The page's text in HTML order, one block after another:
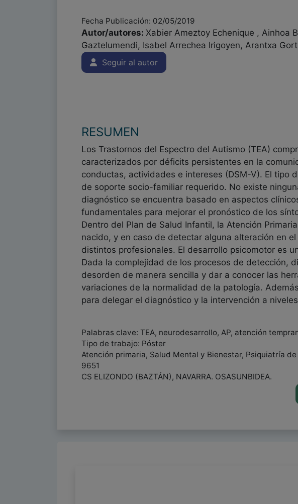
Fecha Publicación: 02/05/2019
Autor/autores: Xabier Ameztoy Echenique , Ainhoa
Gaztelumendi, Isabel Arrechea Irigoyen, Arantxa
Seguir al autor
RESUMEN
Los Trastornos del Espectro del Autismo (TEA)
caracterizados por déficits persistentes en la
conductas, actividades e intereses (DSM-V). El tipo
de soporte socio-familiar requerido. No existe
diagnóstico se encuentra basado en aspectos
fundamentales para mejorar el pronóstico de los
Dentro del Plan de Salud Infantil, la Atención
nacido, y en caso de detectar alguna alteración en
distintos profesionales. El desarrollo psicomotor es
Dada la complejidad de los procesos de detección,
desorden de manera sencilla y dar a conocer las
variaciones de la normalidad de la patología.
para delegar el diagnóstico y la intervención a
Palabras clave: TEA, neurodesarrollo, AP, atención
Tipo de trabajo: Póster
Atención primaria, Salud Mental y Bienestar, Psiquiatría
9651
CS ELIZONDO (BAZTÁN), NAVARRA. OSASUNBIDEA.